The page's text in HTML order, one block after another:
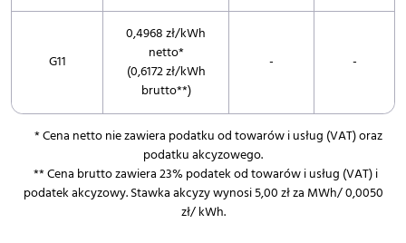
G11
0,4968 zł/kWh
netto*
(0,6172 zł/kWh
brutto**)
- -
* Cena netto nie zawiera podatku od towarów i usług (VAT) oraz
podatku akcyzowego.
** Cena brutto zawiera 23% podatek od towarów i usług (VAT) i
podatek akcyzowy. Stawka akcyzy wynosi 5,00 zł za MWh/ 0,0050
zł/ kWh.